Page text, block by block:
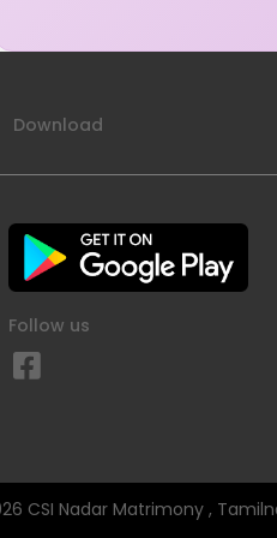
Download
Follow us
CSI Nadar Matrimony ,